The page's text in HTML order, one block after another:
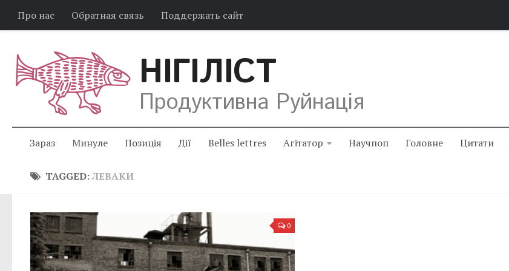
Про нас Обратная связь Поддержать сайт
НІГІЛІСТ
Продуктивна Руйнація
Зараз Минуле Позиція Дії Belles lettres Агітатор Научпоп Головне Цитати
TAGGED:ЛЕВАКИ
0